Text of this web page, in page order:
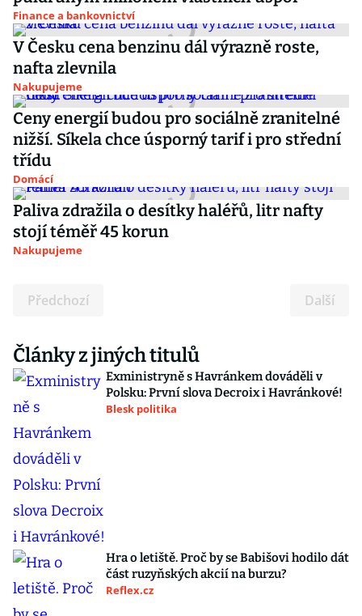
Finance a bankovnictví
V Česku cena benzinu dál výrazně roste,
nafta zlevnila
Nakupujeme
Ceny energií budou pro sociálně zranitelné
nižší. Síkela chce úsporný tarif i pro střední
třídu
Domácí
Paliva zdražila o desítky haléřů, litr nafty
stojí téměř 45 korun
Nakupujeme
Předchozí Další
Články z jiných titulů
Exministryně s Havránkem dováděli v
Polsku: První slova Decroix i Havránkové!
Blesk politika
Hra o letiště. Proč by se Babišovi hodilo dát
část ruzyňských akcií na burzu?
Reflex.cz